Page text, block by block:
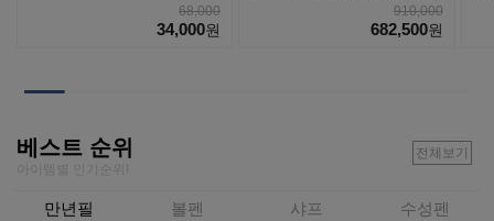
68,000
34,000원
910,000
682,500원
베스트 순위
아이템별 인기순위!
전체보기
만년필
볼펜
샤프 수성펜